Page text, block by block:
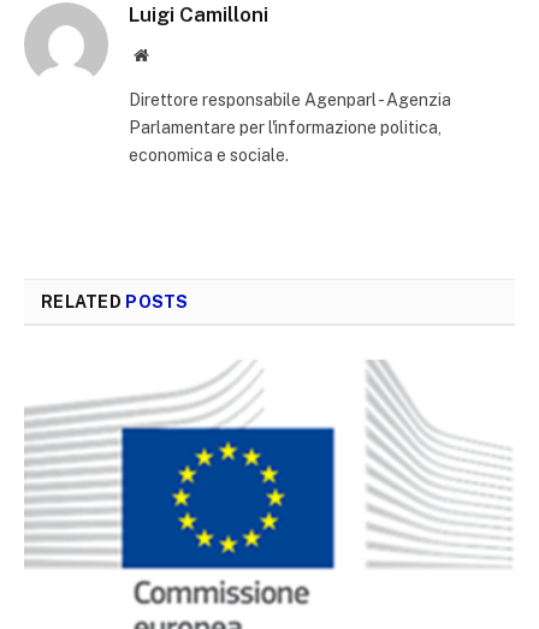
Luigi Camilloni
Website
Direttore responsabile Agenparl - Agenzia
Parlamentare per l'informazione politica,
economica e sociale.
RELATED POSTS